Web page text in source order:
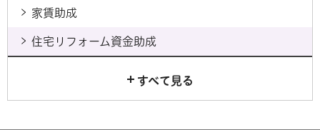
家賃助成
住宅リフォーム資金助成
すべて見る